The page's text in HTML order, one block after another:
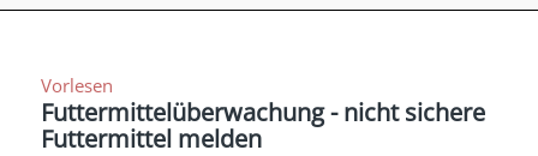
Vorlesen
Futtermittelüberwachung - nicht sichere
Futtermittel melden